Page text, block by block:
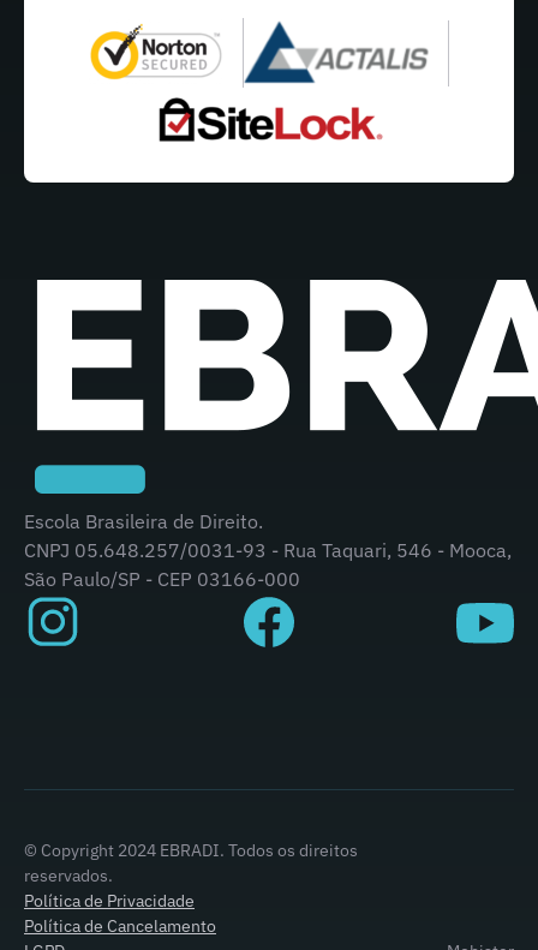
Escola Brasileira de Direito.
CNPJ 05.648.257/0031-93 - Rua Taquari, 546 - Mooca,
São Paulo/SP - CEP 03166-000
© Copyright 2024 EBRADI. Todos os direitos
reservados.
Política de Privacidade
Política de Cancelamento